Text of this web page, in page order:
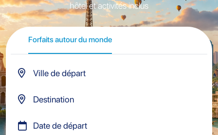
hôtel et activités inclus
Forfaits autour du monde